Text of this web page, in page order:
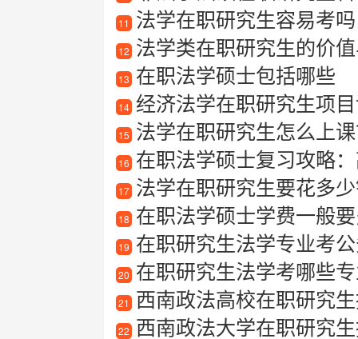
11 法学在职研究生容易考吗
12 法学类在职研究生的价
13 在职法学硕士包括哪些
14 经济法学在职研究生项
15 法学在职研究生怎么上
16 在职法学硕士复习攻略
17 法学在职研究生要花多
18 在职法学硕士学费一般
19 在职研究生法学专业考
20 在职研究生法学考哪些
21 西南政法高校在职研究
22 西南政法大学在职研究生招生信